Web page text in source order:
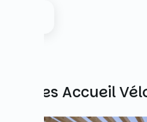
Autres Accueil